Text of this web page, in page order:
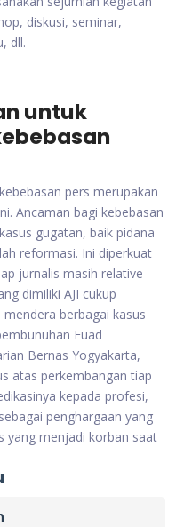
diskusi, seminar,
dll.
untuk
pers merupakan
Ancaman bagi kebebasan
gugatan, baik pidana
reformasi. Ini diperkuat
jurnalis masih relative
dimiliki AJI cukup
berbagai kasus
Fuad
Bernas Yogyakarta,
atas perkembangan tiap
kepada profesi,
penghargaan yang
yang menjadi korban saat